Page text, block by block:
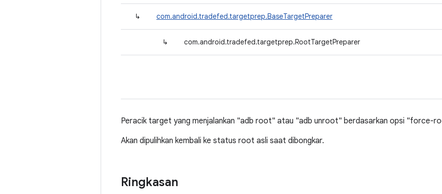
↳ com.android.tradefed.targetprep.BaseTargetPreparer
↳ com.android.tradefed.targetprep.RootTargetPreparer
Peracik target yang menjalankan "adb root" atau "adb unroot" berdasarkan opsi "force-
Akan dipulihkan kembali ke status root asli saat dibongkar.
Ringkasan